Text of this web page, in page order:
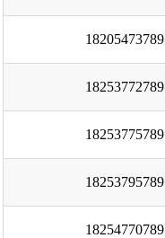
18205473789
18253772789
18253775789
18253795789
18254770789